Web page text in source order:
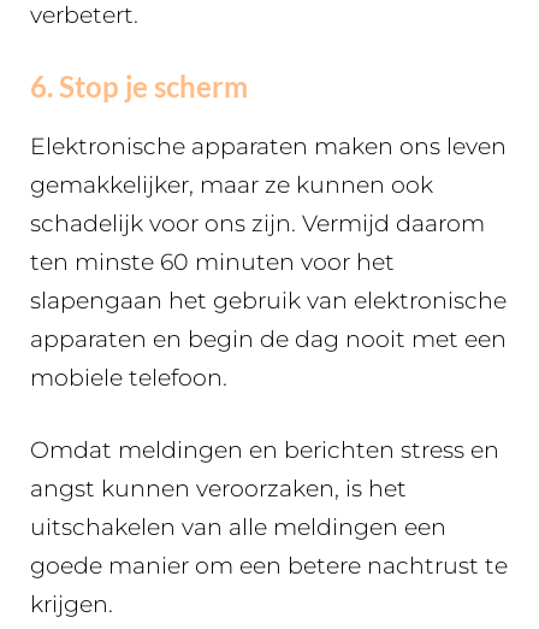
verbetert.
6. Stop je scherm
Elektronische apparaten maken ons leven
gemakkelijker, maar ze kunnen ook
schadelijk voor ons zijn. Vermijd daarom
ten minste 60 minuten voor het
slapengaan het gebruik van elektronische
apparaten en begin de dag nooit met een
mobiele telefoon.
Omdat meldingen en berichten stress en
angst kunnen veroorzaken, is het
uitschakelen van alle meldingen een
goede manier om een betere nachtrust te
krijgen.